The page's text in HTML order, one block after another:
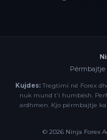
Kujdes:Tregtimi në Forex
nuk mund t'i humbësh.
ardhmen. Kjo përmbajtje
© 2026Ninja Forex